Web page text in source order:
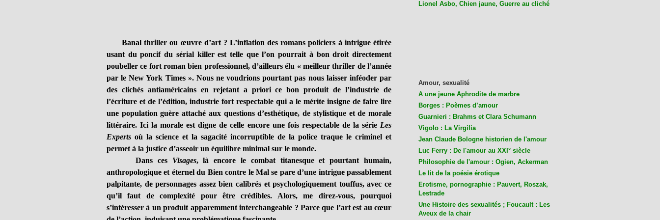
Banal thriller ou œuvre d’art ? L’inflation des romans policiers à intrigue étirée
usant du poncif du sérial killer est telle que l’on pourrait à bon droit directement
poubeller ce fort roman bien professionnel, d’ailleurs élu « meilleur thriller de l’année
par le New York Times ». Nous ne voudrions pourtant pas nous laisser inféoder par
des clichés antiaméricains en rejetant a priori ce bon produit de l’industrie de
l’écriture et de l’édition, industrie fort respectable qui a le mérite insigne de faire lire
une population guère attaché aux questions d’esthétique, de stylistique et de morale
littéraire. Ici la morale est digne de celle encore une fois respectable de la série Les
Experts où la science et la sagacité incorruptible de la police traque le criminel et
permet à la justice d’asseoir un équilibre minimal sur le monde.
Dans ces Visages, là encore le combat titanesque et pourtant humain,
anthropologique et éternel du Bien contre le Mal se pare d’une intrigue passablement
palpitante, de personnages assez bien calibrés et psychologiquement touffus, avec ce
qu’il faut de complexité pour être crédibles. Alors, me direz-vous, pourquoi
s’intéresser à un produit apparemment interchangeable ? Parce que l’art est au cœur
Lionel Asbo, Chien jaune, Guerre au cliché
Amour, sexualité
A une jeune Aphrodite de marbre
Borges : Poèmes d’amour
Guarnieri : Brahms et Clara Schumann
Vigolo : La Virgilia
Jean Claude Bologne historien de l'amour
Luc Ferry : De l'amour au XXI° siècle
Philosophie de l'amour : Ogien, Ackerman
Le lit de la poésie érotique
Erotisme, pornographie : Pauvert, Roszak,
Lestrade
Une Histoire des sexualités ; Foucault : Les
Aveux de la chair